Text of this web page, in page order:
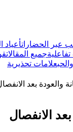
عبر الحضاراتأعياد
جميع المقالات
علامات تحذيرية
والعودة بعد
بعد الانفصال